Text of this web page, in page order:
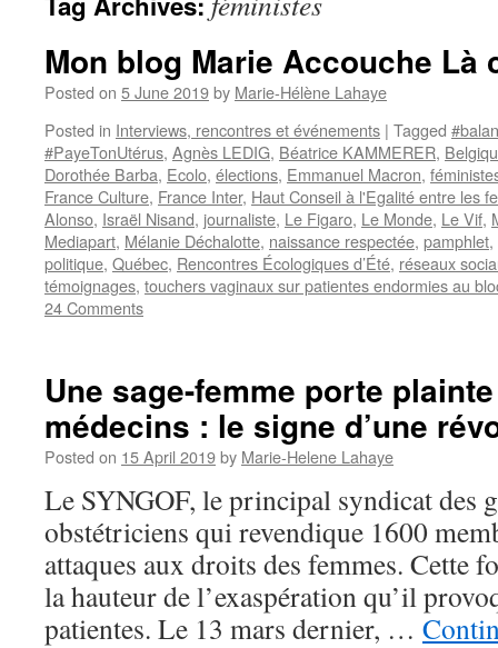
Mon blog Marie Accouche Là
Posted on 5 June 2019by Marie-Hélène Lahaye
Posted in Interviews, rencontres et événements | Tagged
#PayeTonUtérus, Agnès LEDIG, Béatrice KAMMERER,
Dorothée Barba, Ecolo, élections, Emmanuel Macron,
France Culture, France Inter, Haut Conseil à l'Egalité entre les
Alonso, Israël Nisand, journaliste, Le Figaro, Le Monde, Le Vif,
Mediapart, Mélanie Déchalotte, naissance respectée, pamphlet,
politique, Québec, Rencontres Écologiques d’Été, réseaux
témoignages, touchers vaginaux sur patientes endormies au
24 Comments
Une sage-femme porte
médecins : le signe d’une
Posted on 15 April 2019by Marie-Helene Lahaye
Le SYNGOF, le principal syndicat des
obstétriciens qui revendique 1600
attaques aux droits des femmes. Cette
la hauteur de l’exaspération qu’il
patientes. Le 13 mars dernier, …